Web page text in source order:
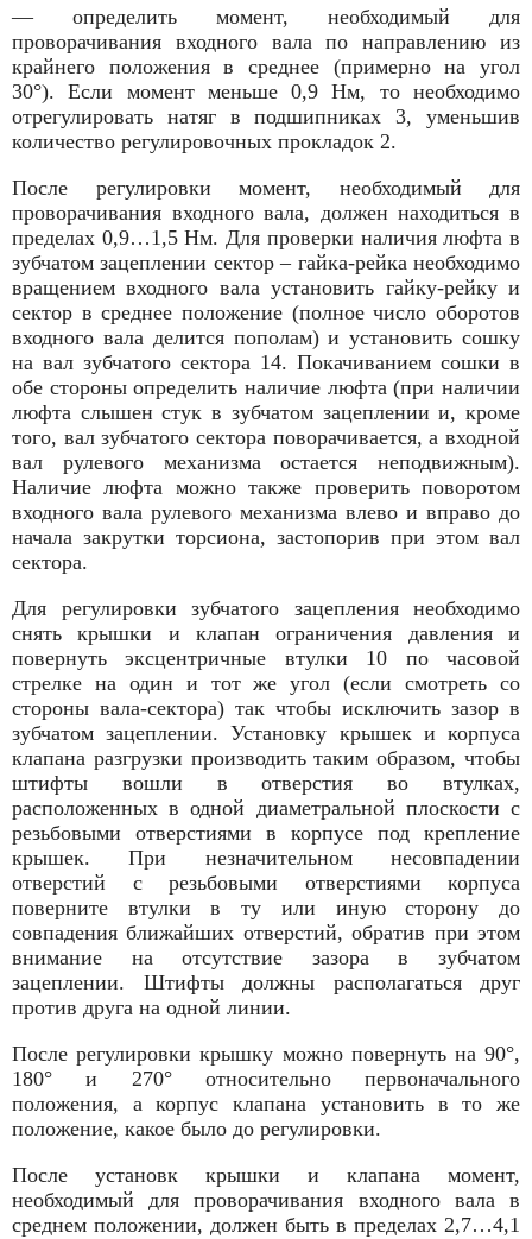
— определить момент, необходимый для
проворачивания входного вала по на­правлению из
крайнего положения в среднее (примерно на угол
30°). Если момент меньше 0,9 Нм, то необходимо
отрегулировать натяг в подшипниках 3, уменьшив
количество регулировочных прокладок 2.
После регулировки момент, необходимый для
проворачивания входного вала, дол­жен находиться в
пределах 0,9…1,5 Нм. Для проверки наличия люфта в
зубчатом зацеплении сектор – гайка-рейка необходимо
вращением входного вала установить гайку-рейку и
сектор в среднее положение (полное число оборотов
входного вала делится пополам) и установить сошку
на вал зубчатого сектора 14. Покачиванием сошки в
обе стороны определить наличие люфта (при наличии
люфта слышен стук в зубчатом зацеплении и, кроме
того, вал зубчатого сектора поворачивается, а входной
вал рулевого механизма остается неподвижным).
Наличие люфта можно также проверить поворотом
входного вала рулевого механизма влево и вправо до
начала закрутки торсиона, застопорив при этом вал
сектора.
Для регулировки зубчатого зацепления необходимо
снять крышки и клапан ограничения давления и
повернуть эксцентричные втулки 10 по часовой
стрелке на один и тот же угол (если смотреть со
стороны вала-сектора) так чтобы исключить зазор в
зубчатом зацеплении. Установку крышек и корпуса
клапана разгрузки производить таким образом, чтобы
штифты вошли в отверстия во втулках,
расположенных в одной диаметральной плоскости с
резьбовыми отверстиями в корпусе под крепление
крышек. При незначительном несовпадении
отверстий с резьбовыми отверстиями корпуса
поверните втулки в ту или иную сторону до
совпадения ближайших отверстий, обратив при этом
внимание на отсутствие зазора в зубчатом
зацеплении. Штифты должны располагаться друг
против друга на одной линии.
После регулировки крышку можно повернуть на 90°,
180° и 270° относительно первоначального
положения, а корпус клапана установить в то же
положение, какое было до регулировки.
После установк крышки и клапана момент,
необходимый для проворачивания вход­ного вала в
среднем положении, должен быть в пределах 2,7…4,1